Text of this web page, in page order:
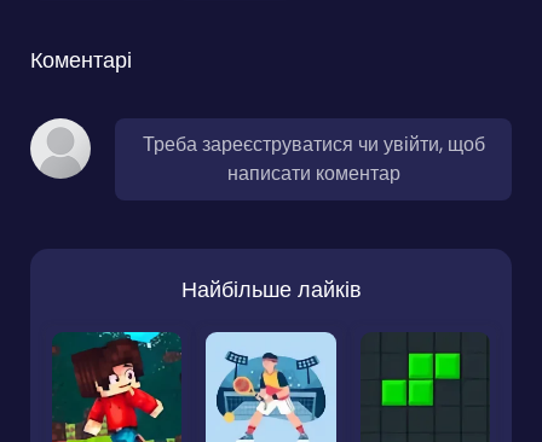
Коментарі
Треба зареєструватися чи увійти, щоб
написати коментар
Найбільше лайків